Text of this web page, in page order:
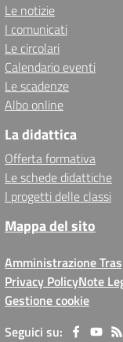
Le notizie
I comunicati
Le circolari
Calendario eventi
Le scadenze
Albo online
La didattica
Offerta formativa
Le schede didattiche
I progetti delle classi
Mappa del sito
Amministrazione
Privacy PolicyNote
Gestione cookie
Seguici su: